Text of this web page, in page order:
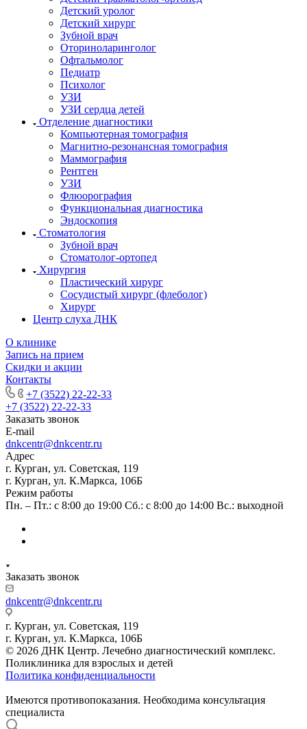
Детский уролог
Детский хирург
Зубной врач
Оториноларинголог
Офтальмолог
Педиатр
Психолог
УЗИ
УЗИ сердца детей
Отделение диагностики
Компьютерная томография
Магнитно-резонансная томография
Маммография
Рентген
УЗИ
Флюорография
Функциональная диагностика
Эндоскопия
Стоматология
Зубной врач
Стоматолог-ортопед
Хирургия
Пластический хирург
Сосудистый хирург (флеболог)
Хирург
Центр слуха ДНК
О клинике
Запись на прием
Скидки и акции
Контакты
+7 (3522) 22-22-33
+7 (3522) 22-22-33
Заказать звонок
E-mail
dnkcentr@dnkcentr.ru
Адрес
г. Курган, ул. Советская, 119
г. Курган, ул. К.Маркса, 106Б
Режим работы
Пн. – Пт.: с 8:00 до 19:00 Сб.: с 8:00 до 14:00 Вс.: выходной
Заказать звонок
dnkcentr@dnkcentr.ru
г. Курган, ул. Советская, 119
г. Курган, ул. К.Маркса, 106Б
© 2026 ДНК Центр. Лечебно диагностический комплекс.
Поликлиника для взрослых и детей
Политика конфиденциальности
Имеются противопоказания. Необходима консультация
специалиста